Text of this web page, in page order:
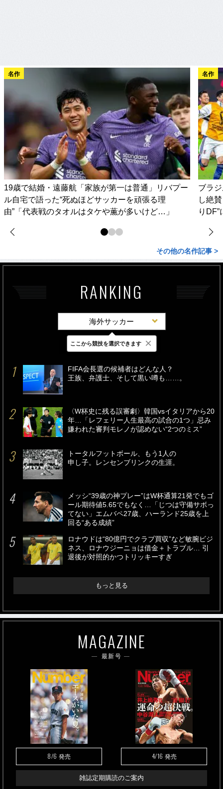
名作
19歳で結婚・遠藤航「家族が第一は普通」リバプー
ル自宅で語った“死ぬほどサッカーを頑張る理
由”「代表戦のタオルはタケや薫が多いけど…」
名作
ブラ
し絶
り
その他の名作記事 >
RANKING
海外サッカー
最新 24時間 週間
FIFA会長選の候補者はどんな人？
王族、弁護士、そして黒い噂も……。
〈W杯史に残る誤審劇〉韓国vsイタリアから20
年…「レフェリー人生最高の試合の1つ」忌み
嫌われた審判モレノが認めない“2つのミス”
トータルフットボール、もう1人の
申し子。レンセンブリンクの生涯。
メッシ“39歳の神プレー”はW杯通算21発でもゴ
ール期待値5.65でもなく…「じつは守備サボっ
てない」エムバペ27歳、ハーランド25歳を上
回る“ある成績”
ロナウドは“80億円でクラブ買収”など敏腕ビジ
ネス、ロナウジーニョは借金＋トラブル… 引
退後が対照的かつトリッキーすぎ
もっと見る
MAGAZINE
最新号
8/6 発売 4/16 発売
雑誌定期購読のご案内
ここから競技を選択できます ×